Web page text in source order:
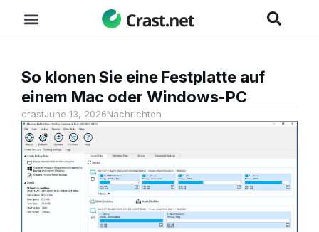
So klonen Sie eine Festplatte auf
einem Mac oder Windows-PC
crastJune 13, 2026Nachrichten